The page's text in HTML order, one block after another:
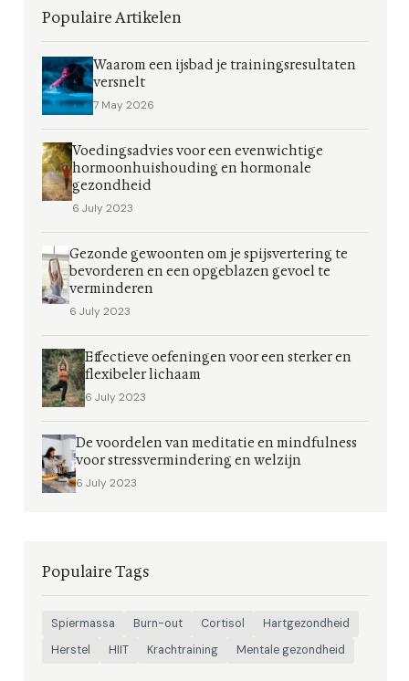
Populaire Artikelen
Waarom een ijsbad je trainingsresultaten
versnelt
7 May 2026
Voedingsadvies voor een evenwichtige
hormoonhuishouding en hormonale
gezondheid
6 July 2023
Gezonde gewoonten om je spijsvertering te
bevorderen en een opgeblazen gevoel te
verminderen
6 July 2023
Effectieve oefeningen voor een sterker en
flexibeler lichaam
6 July 2023
De voordelen van meditatie en mindfulness
voor stressvermindering en welzijn
6 July 2023
Populaire Tags
Spiermassa Burn-out Cortisol
Hartgezondheid
Herstel
HIIT Krachtraining Mentale gezondheid